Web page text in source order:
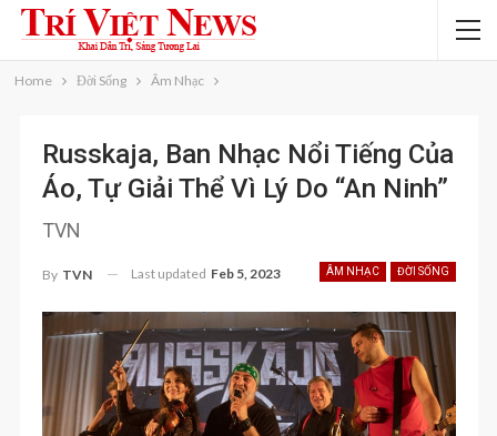
Home Đời Sống Âm Nhạc
Russkaja, Ban Nhạc Nổi Tiếng Của
Áo, Tự Giải Thể Vì Lý Do “an Ninh”
TVN
ÂM NHẠC ĐỜI SỐNG
By TVN Last updated Feb 5, 2023